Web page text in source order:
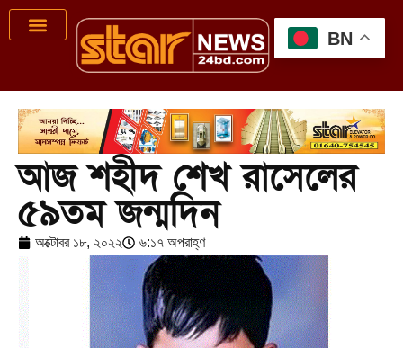
আজ শহীদ শেখ রাসেলের
৫৯তম জন্মদিন
অক্টোবর ১৮, ২০২২ ৬:১৭ অপরাহ্ণ
BN